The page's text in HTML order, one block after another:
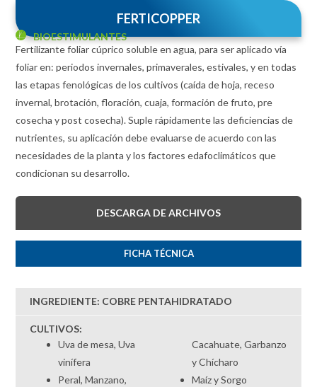
FERTICOPPER
BIOESTIMULANTES
Fertilizante foliar cúprico soluble en agua, para ser aplicado vía
foliar en: periodos invernales, primaverales, estivales, y en todas
las etapas fenológicas de los cultivos (caída de hoja, receso
invernal, brotación, floración, cuaja, formación de fruto, pre
cosecha y post cosecha). Suple rápidamente las deficiencias de
nutrientes, su aplicación debe evaluarse de acuerdo con las
necesidades de la planta y los factores edafoclimáticos que
condicionan su desarrollo.
DESCARGA DE ARCHIVOS
FICHA TÉCNICA
INGREDIENTE: COBRE PENTAHIDRATADO
CULTIVOS:
Uva de mesa, Uva
vinífera
Peral, Manzano,
Cacahuate, Garbanzo
y Chícharo
Maíz y Sorgo